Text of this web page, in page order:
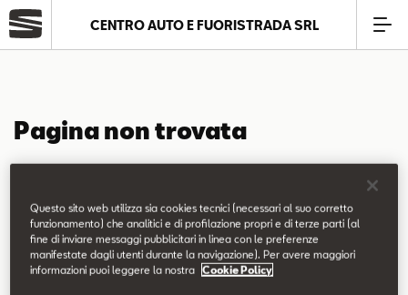
Modelli
Service
CENTRO AUTO E FUORISTRADA SRL
Pagina non trovata
Puoi continuare a esplorare il sito usando il menù di navigazione
qui sopra.
Questo sito web utilizza sia cookies tecnici (necessari al suo corretto
funzionamento) che analitici e di profilazione propri e di terze parti (al
fine di inviare messaggi pubblicitari in linea con le preferenze
manifestate dagli utenti durante la navigazione). Per avere maggiori
informazioni puoi leggere la nostra
Cookie Policy